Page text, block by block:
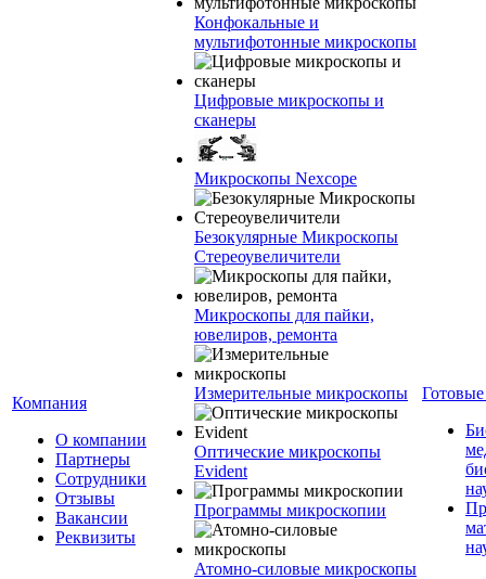
Компания
О компании
Партнеры
Сотрудники
Отзывы
Вакансии
Реквизиты
Конфокальные и
мультифотонные микроскопы
Цифровые микроскопы и
сканеры
Микроскопы Nexcope
Безокулярные Микроскопы
Стереоувеличители
Микроскопы для пайки,
ювелиров, ремонта
Измерительные микроскопы
Оптические микроскопы
Evident
Программы микроскопии
Атомно-силовые микроскопы